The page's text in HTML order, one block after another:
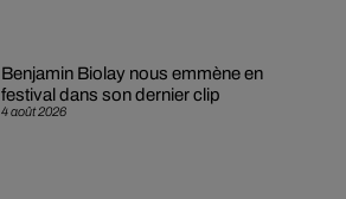
4 août 2026
Benjamin Biolay nous emmène en
festival dans son dernier clip